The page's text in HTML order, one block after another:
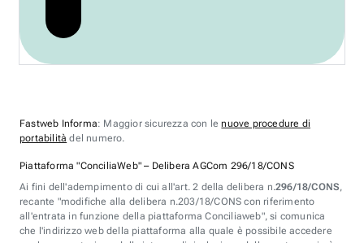
Fastweb Informa: Maggior sicurezza con lenuove procedure di
portabilità del numero.
Piattaforma "ConciliaWeb" – Delibera AGCom 296/18/CONS
Ai fini dell'adempimento di cui all'art. 2 della delibera n.296/18/CONS,
recante "modifiche alla delibera n.203/18/CONS con riferimento
all'entrata in funzione della piattaforma Conciliaweb", si comunica
che l'indirizzo web della piattaforma alla quale è possibile accedere